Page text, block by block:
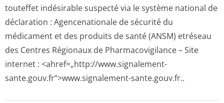
touteffet indésirable suspecté via le système national de
déclaration : Agencenationale de sécurité du
médicament et des produits de santé (ANSM) etréseau
des Centres Régionaux de Pharmacovigilance – Site
internet : <ahref=„http://­www.signalement-
sante.gouv.fr“>www­.signalement-sante.gouv.fr..